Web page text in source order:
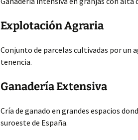
Explotación Agraria
Conjunto de parcelas cultivadas por un
tenencia.
Ganadería Extensiva
Cría de ganado en grandes espacios
suroeste de España.